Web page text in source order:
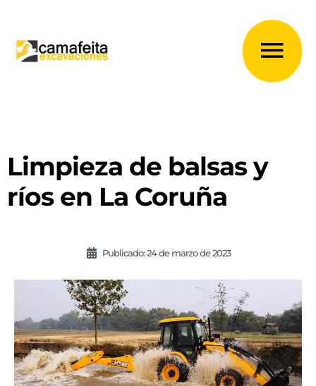
contenido
Limpieza de balsas y
ríos en La Coruña
Publicado:24 de marzo de 2023